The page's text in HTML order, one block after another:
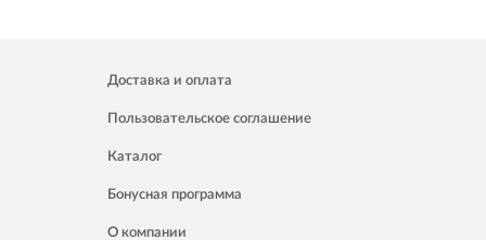
Доставка и оплата
Пользовательское соглашение
Каталог
Бонусная программа
О компании